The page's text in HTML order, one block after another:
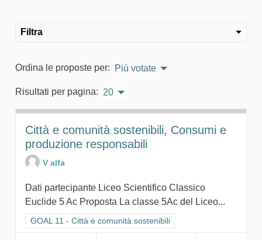
Filtra
Ordina le proposte per: Più votate
Risultati per pagina: 20
Città e comunità sostenibili, Consumi e
produzione responsabili
V alfa
Dati partecipante Liceo Scientifico Classico
Euclide 5 Ac Proposta La classe 5Ac del Liceo...
Filtra i risultati per categoria: GOAL 11 - Città e comunità
GOAL 11 - Città e comunità sostenibili